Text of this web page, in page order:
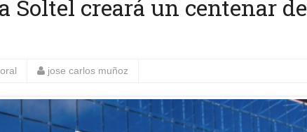
Soltel creará un centenar de
jose carlos muñoz